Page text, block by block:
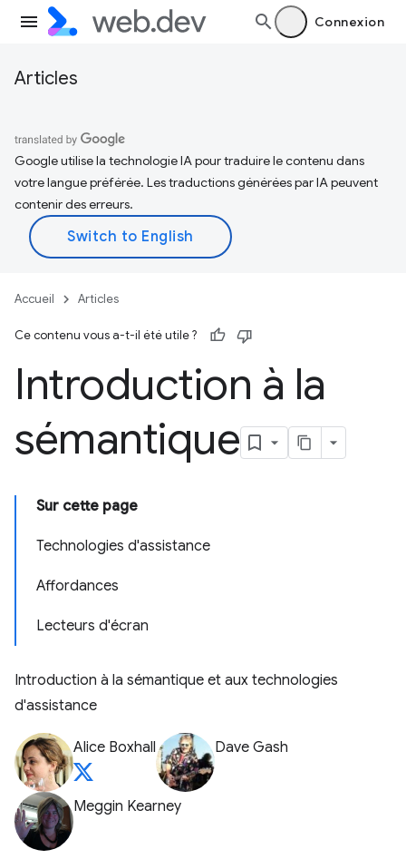
Connexion
Articles
Google utilise la technologie IA pour traduire le contenu dans
votre langue préférée. Les traductions générées par IA peuvent
contenir des erreurs.
Accueil Articles
Ce contenu vous a-t-il été utile ?
Introduction à la
sémantique
Sur cette page
Technologies d'assistance
Affordances
Lecteurs d'écran
Introduction à la sémantique et aux technologies
d'assistance
Alice Boxhall Dave Gash
Meggin Kearney